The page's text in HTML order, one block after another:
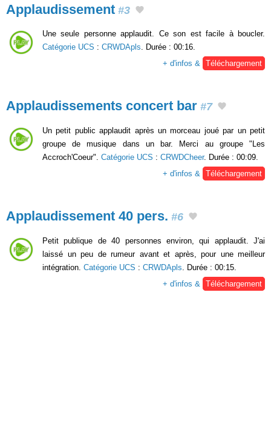
Applaudissement #3
Une seule personne applaudit. Ce son est facile à boucler.
Catégorie UCS : CRWDApls. Durée : 00:16.
+ d'infos & Téléchargement
Applaudissements concert bar #7
Un petit public applaudit après un morceau joué par un petit
groupe de musique dans un bar. Merci au groupe "Les
Accroch'Coeur". Catégorie UCS : CRWDCheer. Durée : 00:09.
+ d'infos & Téléchargement
Applaudissement 40 pers. #6
Petit publique de 40 personnes environ, qui applaudit. J'ai
laissé un peu de rumeur avant et après, pour une meilleur
intégration. Catégorie UCS : CRWDApls . Durée : 00:15.
+ d'infos &
Téléchargement